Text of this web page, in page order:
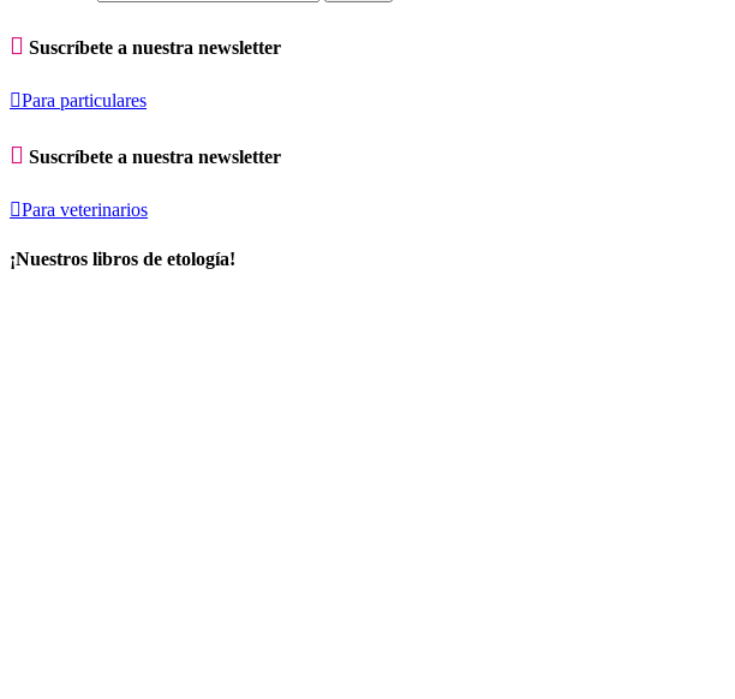
 Suscríbete a nuestra newsletter
Para particulares
 Suscríbete a nuestra newsletter
Para veterinarios
¡Nuestros libros de etología!